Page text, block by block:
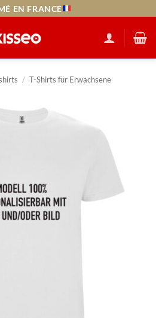
EN FRANCE
/ T-Shirts für Erwachsene